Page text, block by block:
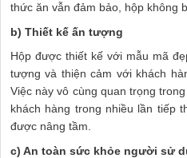
thức ăn vẫn đảm bảo, hộp không
b) Thiết kế ấn tượng
Hộp được thiết kế với mẫu mã
tượng và thiện cảm với khách
Việc này vô cùng quan trọng
khách hàng trong nhiều lần tiếp
được nâng tầm.
c) An toàn sức khỏe người sử